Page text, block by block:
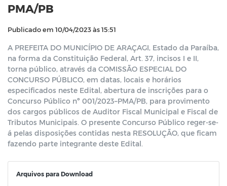
PMA/PB
Publicado em 10/04/2023 às 15:51
A PREFEITA DO MUNICÍPIO DE ARAÇAGI, Estado da Paraíba,
na forma da Constituição Federal, Art. 37, incisos I e II,
torna público, através da COMISSÃO ESPECIAL DO
CONCURSO PÚBLICO, em datas, locais e horários
especificados neste Edital, abertura de inscrições para o
Concurso Público nº 001/2023–PMA/PB, para provimento
dos cargos públicos de Auditor Fiscal Municipal e Fiscal de
Tributos Municipais. O presente Concurso Público reger-se-
á pelas disposições contidas nesta RESOLUÇÃO, que ficam
fazendo parte integrante deste Edital.
Arquivos para Download